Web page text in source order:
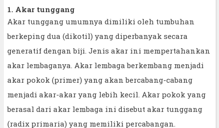
1. Akar tunggang
Akar tunggang umumnya dimiliki oleh tumbuhan
berkeping dua (dikotil) yang diperbanyak secara
generatif dengan biji. Jenis akar ini mempertahankan
akar lembaganya. Akar lembaga berkembang menjadi
akar pokok (primer) yang akan bercabang-cabang
menjadi akar-akar yang lebih kecil. Akar pokok yang
berasal dari akar lembaga ini disebut akar tunggang
(radix primaria) yang memiliki percabangan.